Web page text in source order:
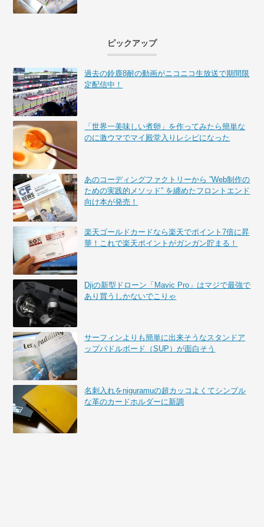
ピックアップ
過去の鈴鹿8耐の動画がニコニコ生放送で期間限
定配信中！
「世界一美味しい煮卵」を作ってみたら簡単な
のに激ウマでマイ殿堂入りレシピになった
あのコーディングファクトリーから ”Web制作の
ための実践的メソッド” を纏めたフロントエンド
向け本が発売！
楽天ゴールドカードなら楽天でポイント7倍に昇
華！これで楽天ポイントがガンガン貯まる！
Djiの新型ドローン「Mavic Pro」はマジで最強で
あり買うしかないでこりゃ
サーフィンよりも簡単に出来そうなスタンドア
ップパドルボード（SUP）が面白そう
名刺入れをniguramuの超カッコよくてシンプル
な革のカードホルダーに新調